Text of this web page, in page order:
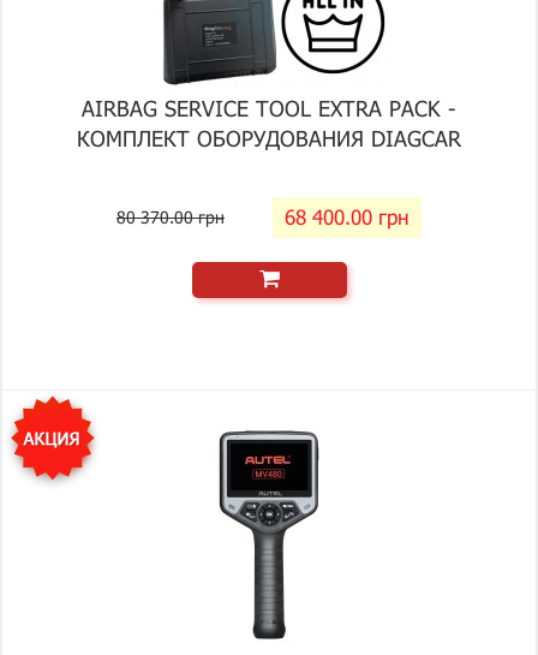
AIRBAG SERVICE TOOL EXTRA PACK -
КОМПЛЕКТ ОБОРУДОВАНИЯ DIAGCAR
80 370.00 грн 68 400.00 грн